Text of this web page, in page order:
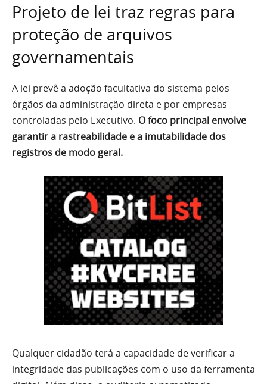
Projeto de lei traz regras para
proteção de arquivos
governamentais
A lei prevê a adoção facultativa do sistema pelos
órgãos da administração direta e por empresas
controladas pelo Executivo. O foco principal envolve
garantir a rastreabilidade e a imutabilidade dos
registros de modo geral.
Qualquer cidadão terá a capacidade de verificar a
integridade das publicações com o uso da ferramenta